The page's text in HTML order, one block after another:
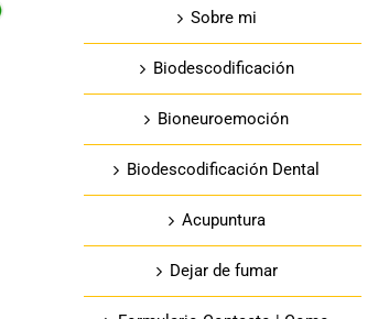
Sobre mi
Biodescodificación
Bioneuroemoción
Biodescodificación Dental
Acupuntura
Dejar de fumar